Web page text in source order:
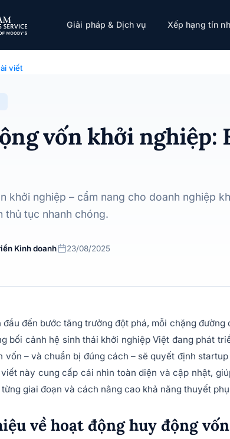
Giải pháp & Dịch vụ Xếp hạng tín
khởi nghiệp: Kim chỉ nam toàn diện cho Startup Việt
08/2025
viết
vốn khởi
khởi nghiệp – cẩm nang cho doanh nghiệp
thủ tục nhanh chóng.
Kinh doanh 23/08/2025
đầu đến bước tăng trưởng đột phá, mỗi chặng
bối cảnh hệ sinh thái khởi nghiệp Việt đang phát
vốn – và chuẩn bị đúng cách – sẽ quyết định
này cung cấp cái nhìn toàn diện và cập nhật,
giai đoạn và cách nâng cao khả năng thuyết
về hoạt động huy động